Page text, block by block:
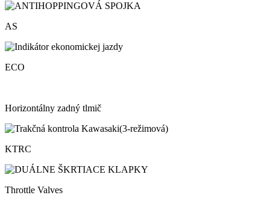
AS
ECO
Horizontálny zadný tlmič
KTRC
Throttle Valves